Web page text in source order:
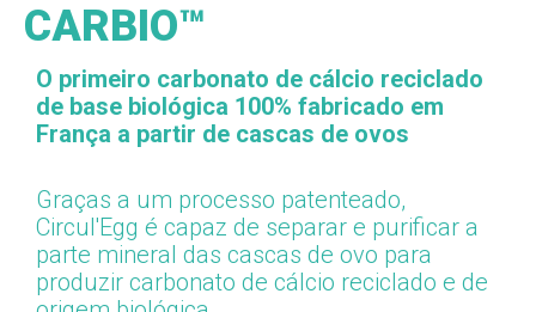
CARBIO™
O primeiro carbonato de cálcio reciclado
de base biológica 100% fabricado em
França a partir de cascas de ovos
Graças a um processo patenteado,
Circul'Egg é capaz de separar e purificar a
parte mineral das cascas de ovo para
produzir carbonato de cálcio reciclado e de